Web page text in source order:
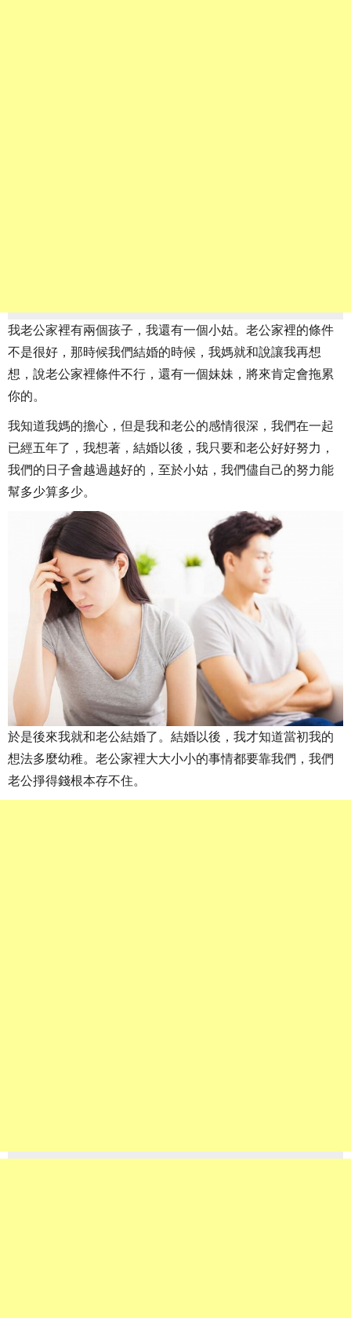
我老公家裡有兩個孩子，我還有一個小姑。老公家裡的條件
不是很好，那時候我們結婚的時候，我媽就和說讓我再想
想，說老公家裡條件不行，還有一個妹妹，將來肯定會拖累
你的。
我知道我媽的擔心，但是我和老公的感情很深，我們在一起
已經五年了，我想著，結婚以後，我只要和老公好好努力，
我們的日子會越過越好的，至於小姑，我們儘自己的努力能
幫多少算多少。
於是後來我就和老公結婚了。結婚以後，我才知道當初我的
想法多麼幼稚。老公家裡大大小小的事情都要靠我們，我們
老公掙得錢根本存不住。